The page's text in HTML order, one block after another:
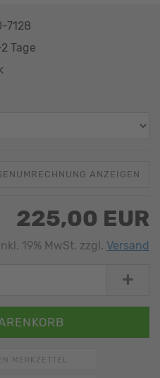
7128
Tage
ANZEIGEN
225,00 EUR
19% MwSt. zzgl. Versand
MERKZETTEL